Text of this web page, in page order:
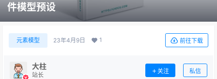
件模型预设
元素模型 23年4月9日 1 前往下载
大柱
站长
关注 私信